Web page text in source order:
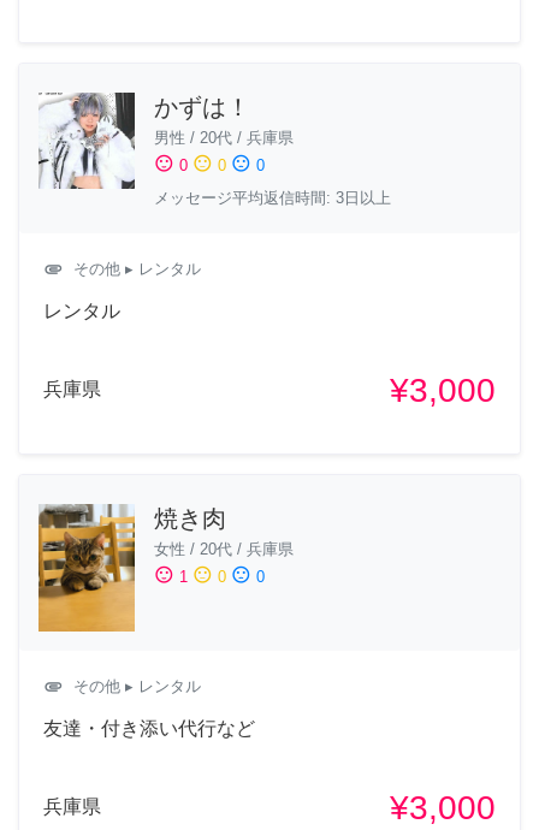
かずは！
男性 / 20代 / 兵庫県
sentiment_satisfied 0 sentiment_neutral 0 sentiment_dissatisfied 0
メッセージ平均返信時間: 3日以上
attachment その他 ▸ レンタル
レンタル
兵庫県 ¥3,000
焼き肉
女性 / 20代 / 兵庫県
sentiment_satisfied 1 sentiment_neutral 0 sentiment_dissatisfied 0
attachment その他 ▸ レンタル
友達・付き添い代行など
兵庫県 ¥3,000